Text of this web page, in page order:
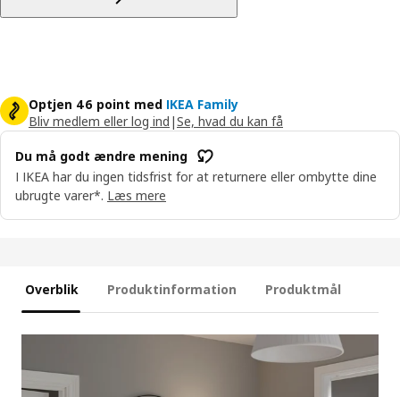
Optjen 46 point med IKEA Family
Bliv medlem eller log ind |Se, hvad du kan få
Du må godt ændre mening
I IKEA har du ingen tidsfrist for at returnere eller ombytte dine
ubrugte varer*. Læs mere
Overblik Produktinformation Produktmål